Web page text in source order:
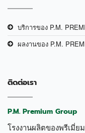
บริการของ P.M.
ผลงานของ P.M.
ติดต่อเรา
P.M. Premium Group
โรงงานผลิตของพรีเมี่